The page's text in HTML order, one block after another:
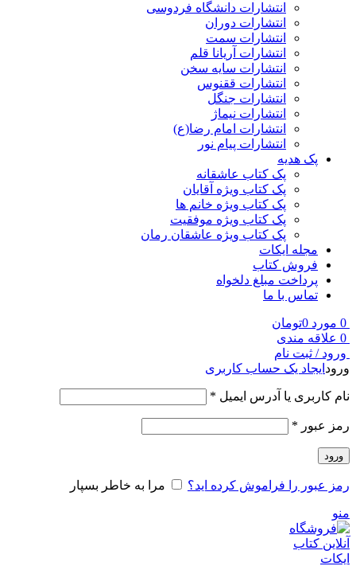
انتشارات دانشگاه فردوسی
انتشارات دوران
انتشارات سمت
انتشارات آریانا قلم
انتشارات سایه سخن
انتشارات ققنوس
انتشارات جنگل
انتشارات نیماژ
انتشارات امام رضا(ع)
انتشارات پیام نور
پک هدیه
پک کتاب عاشقانه
پک کتاب ویژه آقایان
پک کتاب ویژه خانم ها
پک کتاب ویژه موفقیت
پک کتاب ویژه عاشقان رمان
مجله ایکات
فروش کتاب
پرداخت مبلغ دلخواه
تماس با ما
0 مورد 0تومان
0 علاقه مندی
ورود / ثبت نام
ورود ایجاد یک حساب کاربری
نام کاربری یا آدرس ایمیل *
رمز عبور *
ورود
رمز عبور را فراموش کرده اید؟ مرا به خاطر بسپار
منو